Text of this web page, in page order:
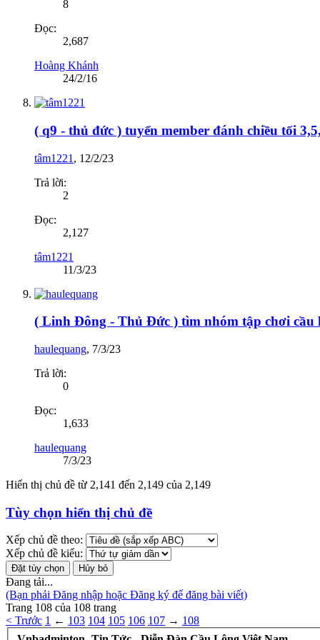
8
Đọc:
2,687
Hoàng Khánh
24/2/16
( q9 - thủ đức ) tuyển member đánh chiều tối
tâm1221 , 12/2/23
Trả lời:
2
Đọc:
2,127
tâm1221
11/3/23
( Linh Đông - Thủ Đức ) tìm nhóm tập chơi cầu
haulequang, 7/3/23
Trả lời:
0
Đọc:
1,633
haulequang
7/3/23
Hiển thị chủ đề từ 2,141 đến 2,149 của 2,149
Tùy chọn hiển thị chủ đề
Xếp chủ đề theo:
Xếp chủ đề kiểu:
Đang tải...
(Bạn phải Đăng nhập hoặc Đăng ký để đăng bài viết)
Trang 108 của 108 trang
< Trước 1 ← 103 104 105 106 107 → 108